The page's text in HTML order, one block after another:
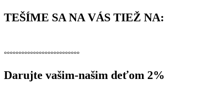
TEŠÍME SA NA VÁS TIEŽ NA:
°°°°°°°°°°°°°°°°°°°°°°°°°°
Darujte vašim-našim deťom 2%